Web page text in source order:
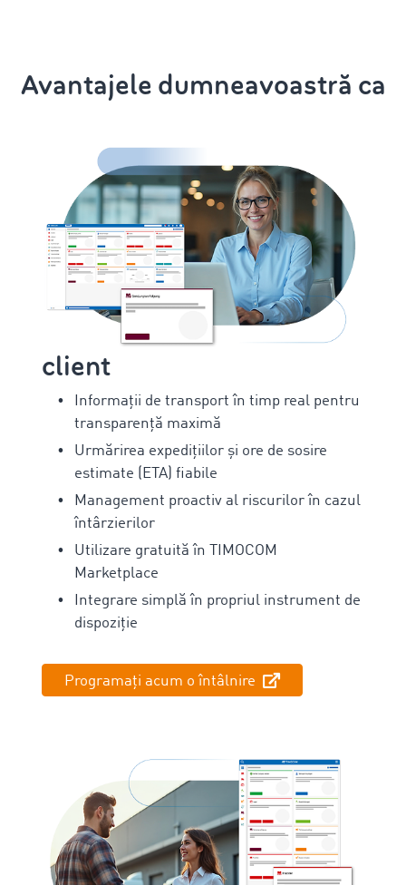
Avantajele dumneavoastră ca
client
Informații de transport în timp real pentru
transparență maximă
Urmărirea expedițiilor și ore de sosire
estimate (ETA) fiabile
Management proactiv al riscurilor în cazul
întârzierilor
Utilizare gratuită în TIMOCOM
Marketplace
Integrare simplă în propriul instrument de
dispoziție
Programați acum o întâlnire